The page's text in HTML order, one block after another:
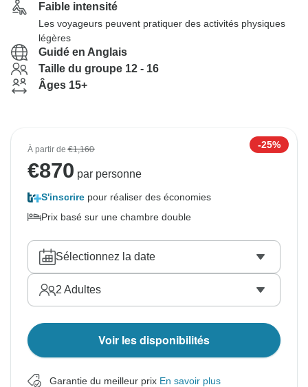
Faible intensité
Les voyageurs peuvent pratiquer des activités physiques
légères
Guidé en Anglais
Taille du groupe 12 - 16
Âges 15+
À partir de€1,160 -25%
€870 par personne
S'inscrire pour réaliser des économies
Prix basé sur une chambre double
Sélectionnez la date
2 Adultes
Voir les disponibilités
Garantie du meilleur prix En savoir plus